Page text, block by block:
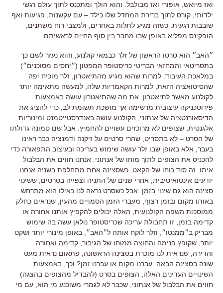
ואז מיואש אופורי ואז מבולבל והוא הולך ומתכנס לתוך עולם רגשי
ילדותי קורס לתוך ברירת המחדל שלו כילד – עם עקשנות פגיעות ואף
שובבות רגעית כשזה מגיע לתלות באחרים ולמצבי רוח משתנים
הופקינס מפליא באופן שבו מחבר בין סוף החיים לראשיתם
״האב״ הוא סרטו הראשון של זלר כבמאי קולנוע והוא נעזר לשם כך
בתסריטאי והמחזאי הבריטי כריסטופר המפטון (״יחסים מסוכנים״)
במלאכת העיבוד למרות שהוא מגיע מהתיאטרון זלר מוכיח יפה
שהסיטואציה הזאת למרות הקאמריות שלה למעשה מתאימה יותר
לקולנוע מאשר לתיאטרון
את מה שהתיאטרון עושה באמצעות
פירוטכניקה עיצובית מרשימה אך מושכת תשומת לב כדי להציג את
הדיסאורנטציה של אנתוני
הקולנוע עושה באנדרסטייטמנט ומינוריות
אלגנטית שצופים לא מרוכזים עשויים להחמיץ אבל שם טמונה גדולתו
של הסרט – לא בתסריט שהרי סרטים על זיקנה ודמנציה כבר ראינו
בעבר אלא באופן שבו זלר עושה שימוש בעריכה ובעיצוב התפאורה כדי
להכניס את הצופים לתוך מוחו של אנתוני
אנחנו חווים את הבלבול
איתו זה סוד כוחו של הקאט: כשסצינה אחת מתחלפת בשניה אנחנו
יודעים אינטואיטיבית אחרי שנים של התניה וצפייה בסרטים ששינוי
סצינה הוא גם שינוי בזמן
אבל כשסרט נראה לנו כאילו הוא מתרחש
באותו מקום ובזמן רצוף
מעברי הזמן הסמויים מהעין שנראים כחלק
ממוסכות השפה הקולנועית האלה יכולים להקפיץ אותנו אחורה או
קדימה בזמן, זו תחבולת עריכה שכריסטופר נולאן עשה בה שימוש
מבריק ב״ממנטו״, וזלר לוקח אותה ל״האב״, באופן מינורי יותר ושקט
יותר, שקופץ פנימה והחוצה ממוחו של הגיבור, קדימה ואחורה
והדירה שנראית לנו מוכרת בסצינה הראשונה
פתאום נראית מעט
שונה בסצינה הבאה עברנו מקום או עברנו זמן? וכך באמצעות
השינויים העדינים האלה
הצופים בסרט (להבדיל מהצופים בהצגה)
חווים את הבלבול של אנתוני שכבר לא לגמרי משוכנע מי הוא , עם מי